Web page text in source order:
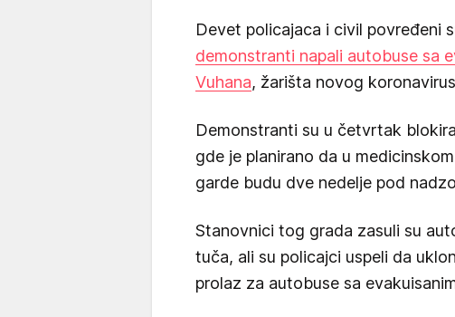
Devet policajaca i civil povređeni
demonstranti napali autobuse sa
Vuhana, žarišta novog
Demonstranti su u četvrtak
gde je planirano da u
garde budu dve nedelje pod
Stanovnici tog grada zasuli su
tuča, ali su policajci uspeli da
prolaz za autobuse sa